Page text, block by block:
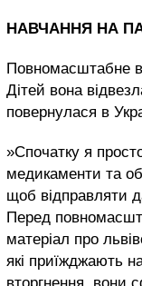
НАВЧАННЯ НА
Повномасштабне
Дітей вона
повернулася в
»Спочатку я
медикаменти та
щоб відправляти
Перед
матеріал про
які приїжджають
вторгнення, вони